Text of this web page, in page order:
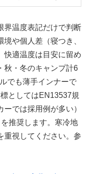
界温度表記だけで判断
や個人差（寝つき、
快適温度は目安に留め
秋・冬のキャンプ計6
でも薄手インナーで
としてはEN13537規
では採用例が多い）
推奨します。寒冷地
重視してください。参